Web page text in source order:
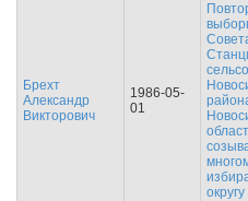
Брехт
Александр
Викторович
1986-05-
01